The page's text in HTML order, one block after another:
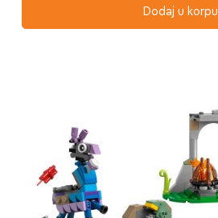
Dodaj u korpu